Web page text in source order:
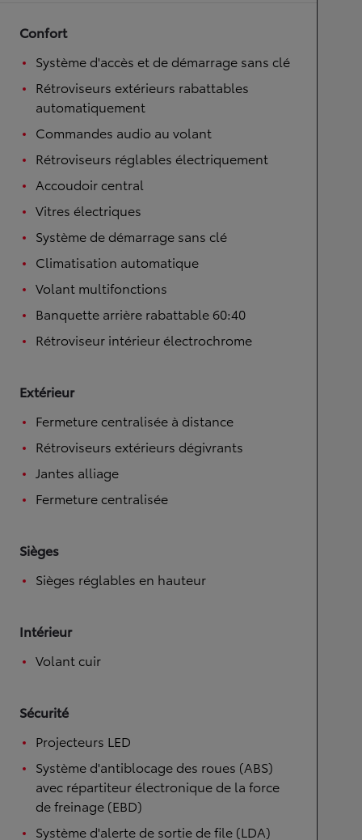
Confort
Système d'accès et de démarrage sans clé
Rétroviseurs extérieurs rabattables
automatiquement
Commandes audio au volant
Rétroviseurs réglables électriquement
Accoudoir central
Vitres électriques
Système de démarrage sans clé
Climatisation automatique
Volant multifonctions
Banquette arrière rabattable 60:40
Rétroviseur intérieur électrochrome
Extérieur
Fermeture centralisée à distance
Rétroviseurs extérieurs dégivrants
Jantes alliage
Fermeture centralisée
Sièges
Sièges réglables en hauteur
Intérieur
Volant cuir
Sécurité
Projecteurs LED
Système d'antiblocage des roues (ABS)
avec répartiteur électronique de la force
de freinage (EBD)
Système d'alerte de sortie de file (LDA)